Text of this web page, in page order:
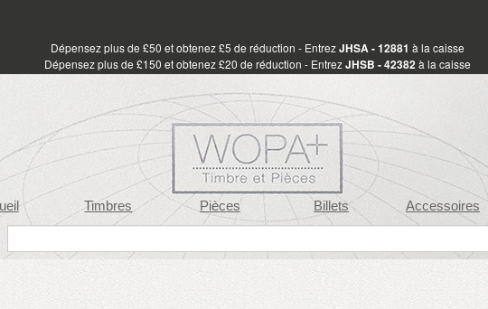
Dépensez plus de £50 et obtenez £5 de réduction - EntrezJHSA - 12881 à la caisse
Dépensez plus de £150 et obtenez £20 de réduction - EntrezJHSB - 42382à la caisse
Timbres Pièces Billets Accessoires